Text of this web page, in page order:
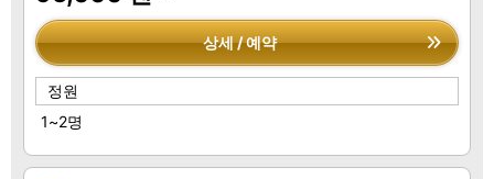
상세 / 예약
정원
1~2명